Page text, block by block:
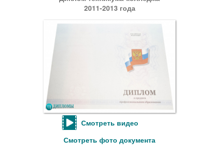
2011-2013 года
Смотреть видео
Смотреть фото документа